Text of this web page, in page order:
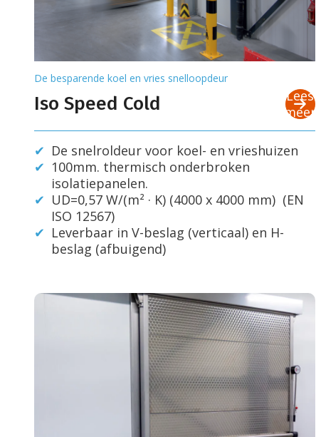
Iso Speed Cold
De besparende koel en vries snelloopdeur
De snelroldeur voor koel- en vrieshuizen
100mm. thermisch onderbroken
isolatiepanelen.
UD=0,57 W/(m² · K) (4000 x 4000 mm) (EN
ISO 12567)
Leverbaar in V-beslag (verticaal) en H-
beslag (afbuigend)
Lees
meer